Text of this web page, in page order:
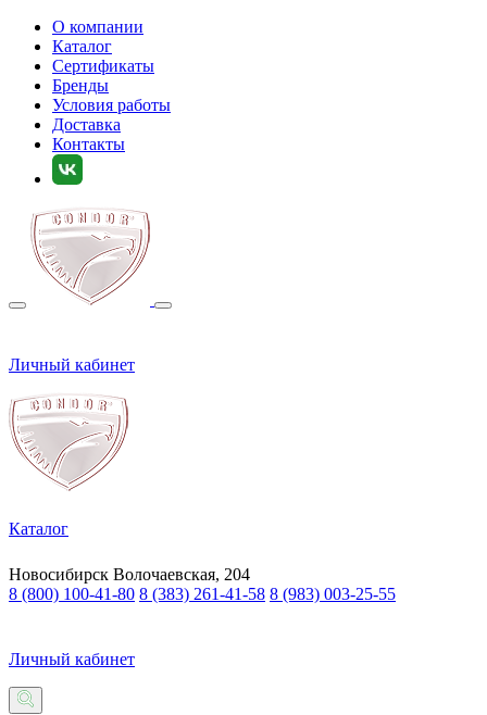
О компании
Каталог
Сертификаты
Бренды
Условия работы
Доставка
Контакты
Личный кабинет
Каталог
Новосибирск Волочаевская, 204
8 (800) 100-41-80 8 (383) 261-41-58 8 (983) 003-25-55
Личный кабинет